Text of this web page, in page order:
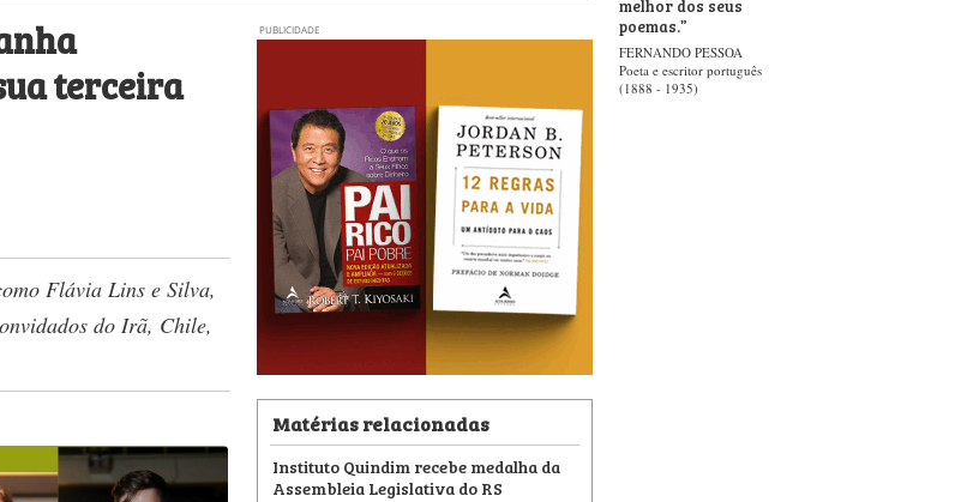
terceira
Flávia Lins e Silva,
do Irã, Chile,
PUBLICIDADE
Matérias relacionadas
Instituto Quindim recebe medalha da
Assembleia Legislativa do RS
melhor dos seus
poemas.”
FERNANDO PESSOA
Poeta e escritor português
(1888 - 1935)